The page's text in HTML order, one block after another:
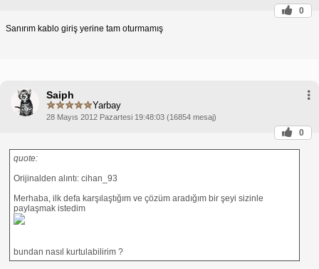
0
Sanırım kablo giriş yerine tam oturmamış
Saiph
Yarbay
28 Mayıs 2012 Pazartesi 19:48:03 (16854 mesaj)
0
quote:
Orijinalden alıntı: cihan_93
Merhaba, ilk defa karşılaştığım ve çözüm aradığım bir şeyi sizinle
paylaşmak istedim
bundan nasıl kurtulabilirim ?